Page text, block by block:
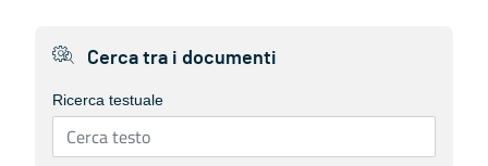
Cerca tra i documenti
Ricerca testuale